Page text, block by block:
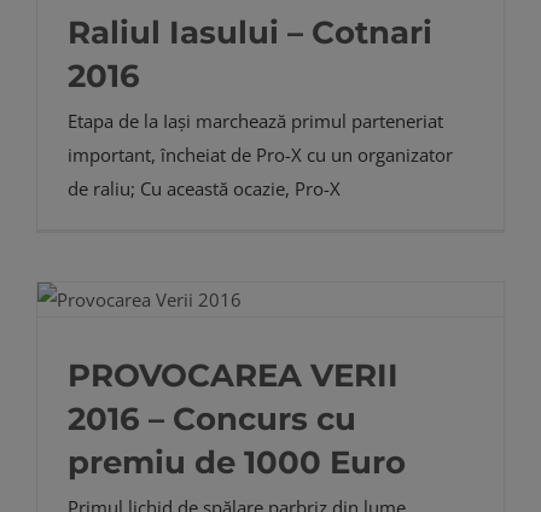
Raliul Iasului – Cotnari
2016
Etapa de la Iași marchează primul parteneriat
important, încheiat de Pro-X cu un organizator
de raliu; Cu această ocazie, Pro-X
PROVOCAREA VERII
2016 – Concurs cu
premiu de 1000 Euro
Primul lichid de spălare parbriz din lume,